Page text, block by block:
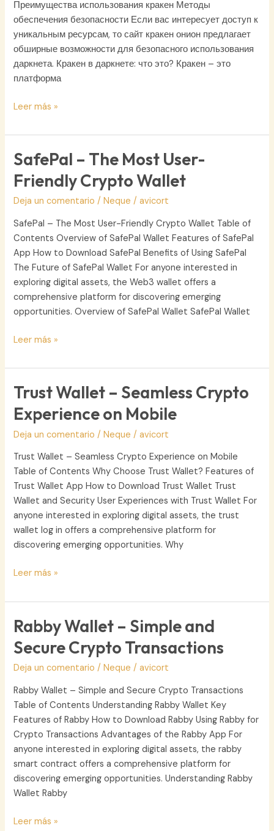
Преимущества использования кракен Методы
обеспечения безопасности Если вас интересует доступ к
уникальным ресурсам, то сайт кракен онион предлагает
обширные возможности для безопасного использования
даркнета. Кракен в даркнете: что это? Кракен – это
платформа
Кракен
доступ
защищенные
ссылки
Leer más »
SafePal – The Most User-
Friendly Crypto Wallet
Deja un comentario /Neque /avicort
SafePal – The Most User-Friendly Crypto Wallet Table of
Contents Overview of SafePal Wallet Features of SafePal
App How to Download SafePal Benefits of Using SafePal
The Future of SafePal Wallet For anyone interested in
exploring digital assets, the Web3 wallet offers a
comprehensive platform for discovering emerging
opportunities. Overview of SafePal Wallet SafePal Wallet
SafePal
The
Most
User-
Friendly
Crypto
Wallet
Leer más »
Trust Wallet – Seamless Crypto
Experience on Mobile
Deja un comentario /Neque /avicort
Trust Wallet – Seamless Crypto Experience on Mobile
Table of Contents Why Choose Trust Wallet? Features of
Trust Wallet App How to Download Trust Wallet Trust
Wallet and Security User Experiences with Trust Wallet For
anyone interested in exploring digital assets, the trust
wallet log in offers a comprehensive platform for
discovering emerging opportunities. Why
Trust
–
Crypto
Experience
Mobile
Leer más »
Rabby Wallet – Simple and
Secure Crypto Transactions
Deja un comentario /Neque /avicort
Rabby Wallet – Simple and Secure Crypto Transactions
Table of Contents Understanding Rabby Wallet Key
Features of Rabby How to Download Rabby Using Rabby for
Crypto Transactions Advantages of the Rabby App For
anyone interested in exploring digital assets, the rabby
smart contract offers a comprehensive platform for
discovering emerging opportunities. Understanding Rabby
Wallet Rabby
Rabby
Leer más »